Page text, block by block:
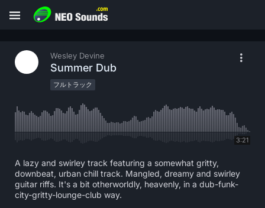
Wesley Devine
Summer Dub
フルトラック
3:21
A lazy and swirley track featuring a somewhat gritty,
downbeat, urban chill track. Mangled, dreamy and swirley
guitar riffs. It's a bit otherworldly, heavenly, in a dub-funk-
city-gritty-lounge-club way.